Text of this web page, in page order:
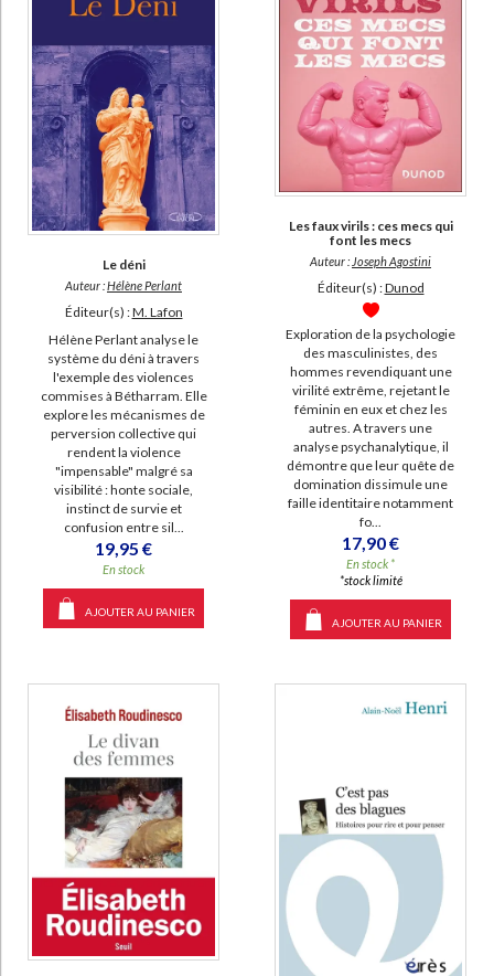
disponible (4966)
epuise (4964)
manquant (523)
a-paraitre (44)
Le déni
Auteur :Hélène Perlant
Éditeur(s) :M. Lafon
Hélène Perlant analyse le
système du déni à travers
l'exemple des violences
commises à Bétharram. Elle
explore les mécanismes de
perversion collective qui
rendent la violence
"impensable" malgré sa
visibilité : honte sociale,
instinct de survie et
confusion entre sil...
19,95 €
En stock
AJOUTER AU PANIER
Les faux virils : ces mecs qui
font les mecs
Auteur : Joseph Agostini
Éditeur(s) :Dunod
Exploration de la psychologie
des masculinistes, des
hommes revendiquant une
virilité extrême, rejetant le
féminin en eux et chez les
autres. A travers une
analyse psychanalytique, il
démontre que leur quête de
domination dissimule une
faille identitaire notamment
fo...
17,90 €
En stock *
*stock limité
AJOUTER AU PANIER